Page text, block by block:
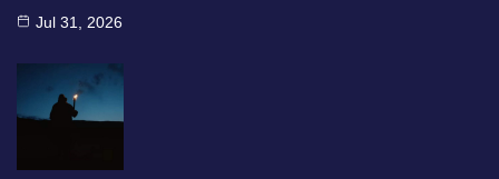
Jul 31, 2026